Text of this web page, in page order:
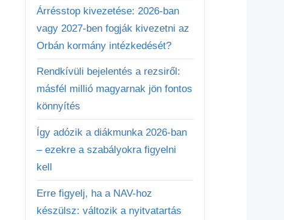
Árrésstop kivezetése: 2026-ban
vagy 2027-ben fogják kivezetni az
Orbán kormány intézkedését?
Rendkívüli bejelentés a rezsiről:
másfél millió magyarnak jön fontos
könnyítés
Így adózik a diákmunka 2026-ban
– ezekre a szabályokra figyelni
kell
Erre figyelj, ha a NAV-hoz
készülsz: változik a nyitvatartás